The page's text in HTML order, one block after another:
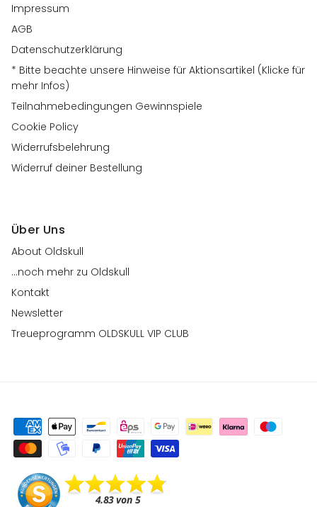
Impressum
AGB
Datenschutzerklärung
* Bitte beachte unsere Hinweise für Aktionsartikel (Klicke für
mehr Infos)
Teilnahmebedingungen Gewinnspiele
Cookie Policy
Widerrufsbelehrung
Widerruf deiner Bestellung
Über Uns
About Oldskull
...noch mehr zu Oldskull
Kontakt
Newsletter
Treueprogramm OLDSKULL VIP CLUB